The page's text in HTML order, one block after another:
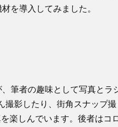
を導入してみました。
筆者の趣味として写真とラ
影したり、街角スナップ
楽しんでいます。後者はコ